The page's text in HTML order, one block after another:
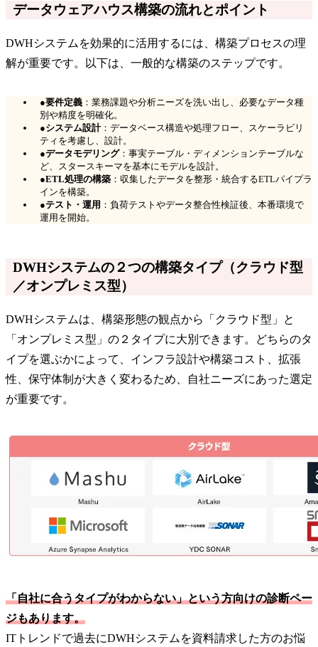
データウェアハウス構築の流れとポイント
DWHシステムを効果的に活用するには、構築プロセスの理
解が重要です。以下は、一般的な構築のステップです。
●要件定義 ：業務課題や分析ニーズを洗い出し、必要なデータ種
別や精度を明確化。
●システム設計：データベース構造や処理フロー、スケーラビリ
ティを考慮し、設計。
●データモデリング：事実テーブル・ディメンションテーブルな
ど、スタースキーマを基本にモデルを設計。
●ETL処理の構築 ：収集したデータを整形・統合するETLパイプラ
インを構築。
●テスト・運用 ：負荷テストやデータ整合性検証後、本番環境で
運用を開始。
DWHシステムの２つの構築タイプ（クラウド型
／オンプレミス型）
DWHシステムは、構築形態の観点から「クラウド型」と
「オンプレミス型」の２タイプに大別できます。どちらのタ
イプを選ぶかによって、インフラ設計や構築コスト、拡張
性、保守体制が大きく変わるため、自社ニーズにあった選定
が重要です。
「自社に合うタイプがわからない」という方向けの診断ペー
ジもあります。
ITトレンドで過去にDWHシステムを資料請求した方のお悩